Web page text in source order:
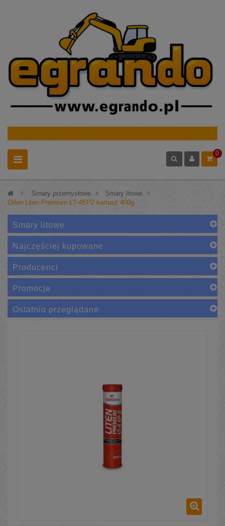
0
> Smary przemysłowe > Smary litowe
>
Orlen Liten Premium ŁT-4EP2 kartusz 400g
Smary litowe
Najczęściej kupowane
Producenci
Promocje
Ostatnio przeglądane